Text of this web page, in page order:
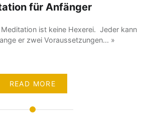
für Anfänger
Meditation ist keine Hexerei. Jeder kann
er zwei Voraussetzungen... »
READ MORE